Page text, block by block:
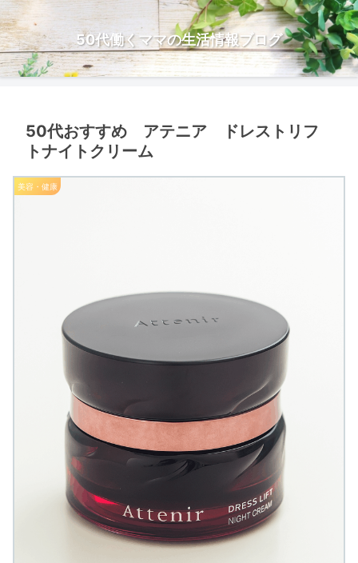
50代働くママの生活情報ブログ
50代おすすめ アテニア ドレストリフ
トナイトクリーム
美容・健康